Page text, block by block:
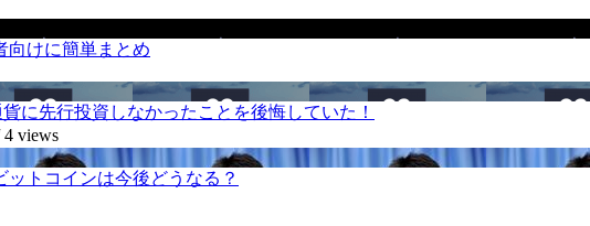
向けに簡単まとめ
に先行投資しなかったことを後悔していた！
4 views
トコインは今後どうなる？